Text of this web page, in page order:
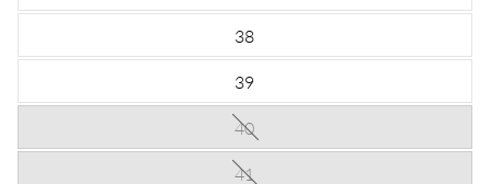
38
39
40
41